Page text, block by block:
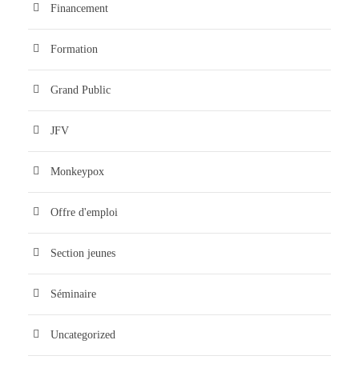
Financement
Formation
Grand Public
JFV
Monkeypox
Offre d'emploi
Section jeunes
Séminaire
Uncategorized